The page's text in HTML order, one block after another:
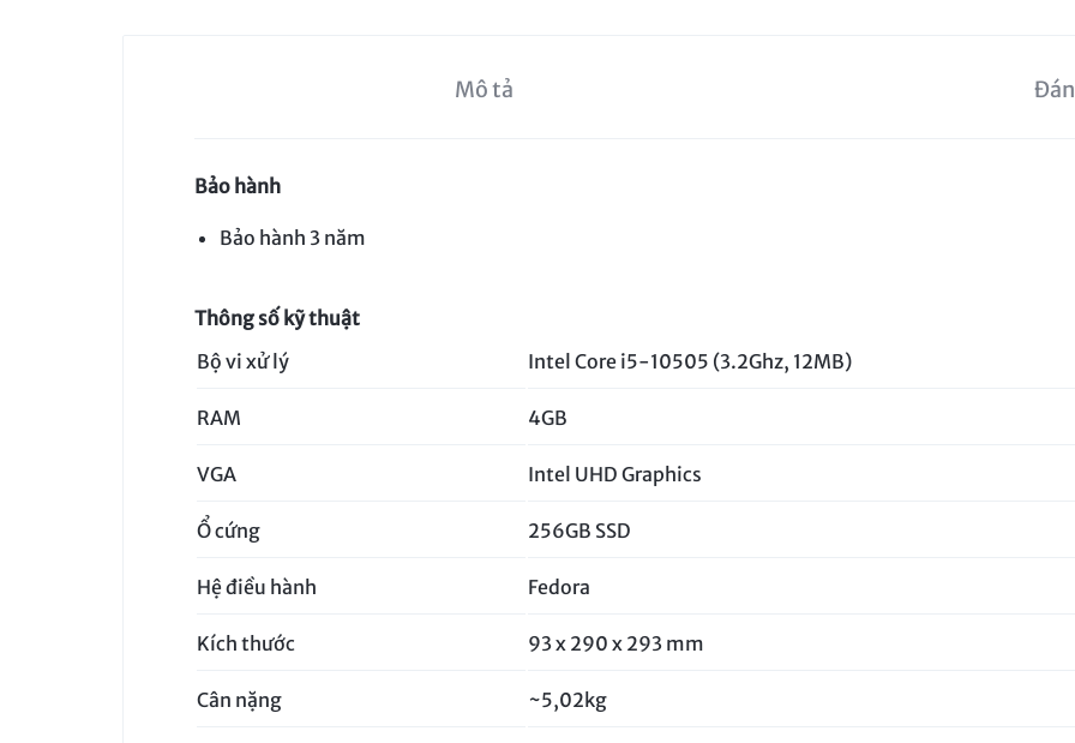
CHẤM
CÔNG.CUNG
DỊCH
Mô tả
Bảo hành
Bảo hành 3 năm
Thông số kỹ thuật
Bộ vi xử lý
Intel Core i5-10505 (3.2Ghz, 12MB)
RAM 4GB
VGA Intel UHD Graphics
Ổ cứng 256GB SSD
Hệ điều hành Fedora
Kích thước 93 x 290 x 293 mm
Cân nặng ~5,02kg